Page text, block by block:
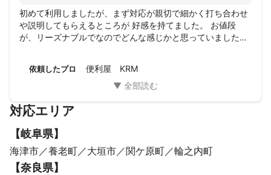
初めて利用しましたが、まず対応が親切で細かく打ち合わせ
や説明してもらえるところが 好感を持てました。 お値段
が、リーズナブルでなのでどんな感じかと思っていましたが
い店と思いました お勧めします!(^^)!
依頼したプロ 便利屋 KRM
対応エリア
【岐阜県】
海津市 養老町 大垣市 関ケ原町 輪之内町
【奈良県】